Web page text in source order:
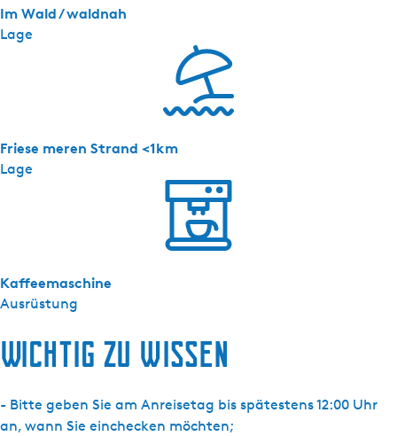
Lage
Im Wald / waldnah
Lage
Friese meren Strand <1km
Ausrüstung
Kaffeemaschine
Wichtig zu wissen
- Bitte geben Sie am Anreisetag bis spätestens 12:00 Uhr
an, wann Sie einchecken möchten;